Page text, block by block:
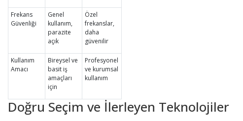
Frekans
Güvenliği
Genel
kullanım,
parazite
açık
Özel
frekanslar,
daha
güvenilir
Kullanım
Amacı
Bireysel ve
basit iş
amaçları
için
Profesyonel
ve kurumsal
kullanım
Doğru Seçim ve İlerleyen Teknolojiler